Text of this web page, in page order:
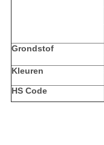
Grondstof
Kleuren
HS Code